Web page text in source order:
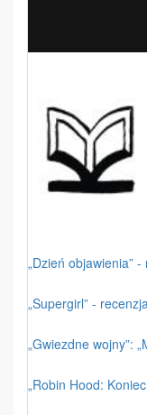
„Dzień objawienia”
„Supergirl” -
„Gwiezdne wojny”:
„Robin Hood: